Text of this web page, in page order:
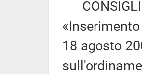
18 agosto